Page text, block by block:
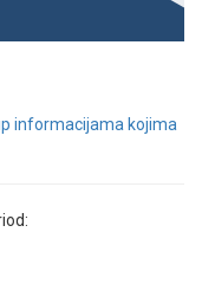
informacijama kojima